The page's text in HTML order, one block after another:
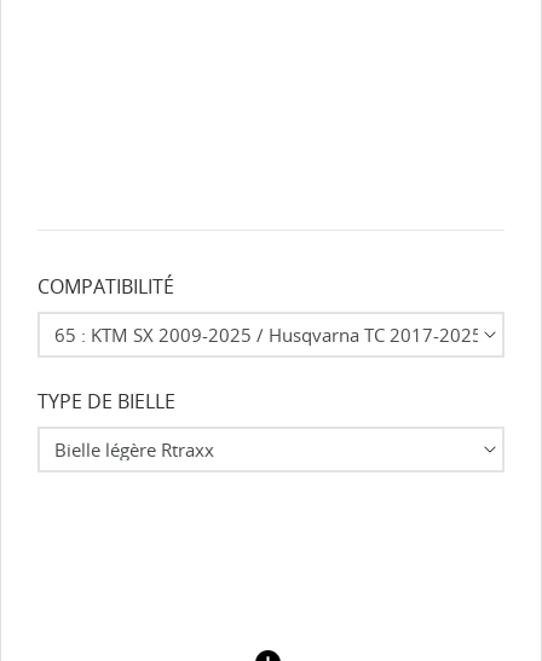
COMPATIBILITÉ
TYPE DE BIELLE